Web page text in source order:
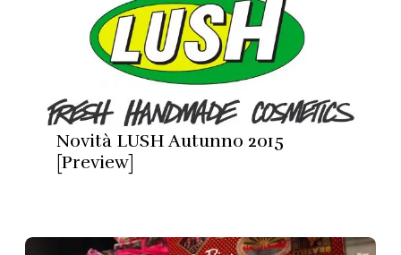
Novità LUSH Autunno 2015
[Preview]